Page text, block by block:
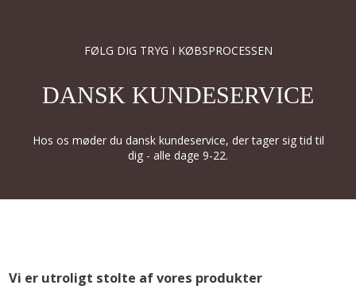
FØLG DIG TRYG I KØBSPROCESSEN
DANSK KUNDESERVICE
Hos os møder du dansk kundeservice, der tager sig tid til
dig - alle dage 9-22.
Vi er utroligt stolte af vores produkter